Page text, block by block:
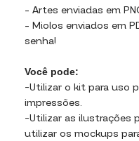
– Artes enviadas em
– Miolos enviados em
senha!
Você pode:
-Utilizar o kit para uso
impressões.
-Utilizar as ilustrações
utilizar os mockups